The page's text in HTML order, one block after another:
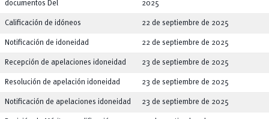
documentos Del
2025
Calificación de idóneos 22 de septiembre de 2025
Notificación de idoneidad 22 de septiembre de 2025
Recepción de apelaciones idoneidad 23 de septiembre de 2025
Resolución de apelación idoneidad 23 de septiembre de 2025
Notificación de apelaciones idoneidad 23 de septiembre de 2025